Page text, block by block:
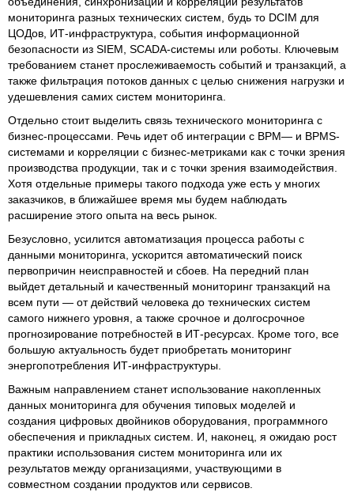
мониторинга разных технических систем, будь то DCIM для
ЦОДов, ИТ-инфраструктура, события информационной
безопасности из SIEM, SCADA-системы или роботы. Ключевым
требованием станет прослеживаемость событий и транзакций, а
также фильтрация потоков данных с целью снижения нагрузки и
удешевления самих систем мониторинга.
Отдельно стоит выделить связь технического мониторинга с
бизнес-процессами. Речь идет об интеграции с BPM— и BPMS-
системами и корреляции с бизнес-метриками как с точки зрения
производства продукции, так и с точки зрения взаимодействия.
Хотя отдельные примеры такого подхода уже есть у многих
заказчиков, в ближайшее время мы будем наблюдать
расширение этого опыта на весь рынок.
Безусловно, усилится автоматизация процесса работы с
данными мониторинга, ускорится автоматический поиск
первопричин неисправностей и сбоев. На передний план
выйдет детальный и качественный мониторинг транзакций на
всем пути — от действий человека до технических систем
самого нижнего уровня, а также срочное и долгосрочное
прогнозирование потребностей в ИТ-ресурсах. Кроме того, все
большую актуальность будет приобретать мониторинг
энергопотребления ИТ-инфраструктуры.
Важным направлением станет использование накопленных
данных мониторинга для обучения типовых моделей и
создания цифровых двойников оборудования, программного
обеспечения и прикладных систем. И, наконец, я ожидаю рост
практики использования систем мониторинга или их
результатов между организациями, участвующими в
совместном создании продуктов или сервисов.